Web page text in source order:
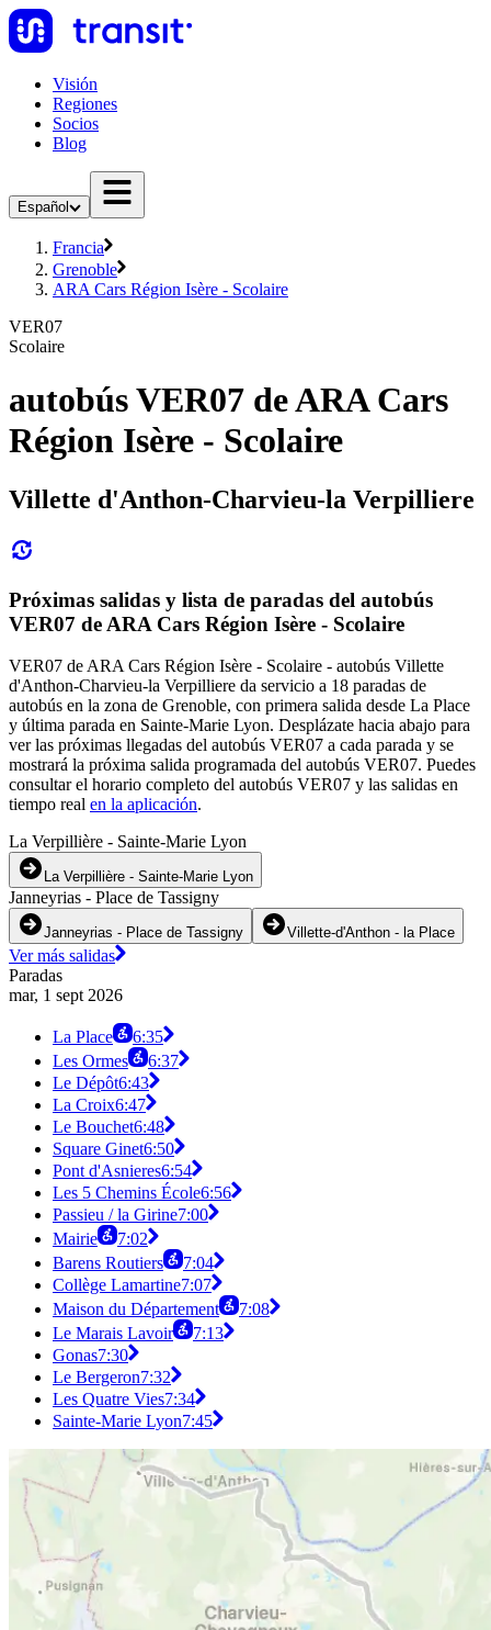
Visión
Regiones
Socios
Blog
Español
Francia
Grenoble
ARA Cars Région Isère - Scolaire
VER07
Scolaire
autobús VER07 de ARA Cars
Région Isère - Scolaire
Villette d'Anthon-Charvieu-la Verpilliere
Próximas salidas y lista de paradas del autobús
VER07 de ARA Cars Région Isère - Scolaire
VER07 de ARA Cars Région Isère - Scolaire - autobús Villette
d'Anthon-Charvieu-la Verpilliere da servicio a 18 paradas de
autobús en la zona de Grenoble, con primera salida desde La Place
y última parada en Sainte-Marie Lyon. Desplázate hacia abajo para
ver las próximas llegadas del autobús VER07 a cada parada y se
mostrará la próxima salida programada del autobús VER07. Puedes
consultar el horario completo del autobús VER07 y las salidas en
tiempo real en la aplicación.
La Verpillière - Sainte-Marie Lyon
La Verpillière - Sainte-Marie Lyon
Janneyrias - Place de Tassigny
Janneyrias - Place de Tassigny Villette-d'Anthon - la Place
Ver más salidas
Paradas
mar, 1 sept 2026
La Place
6:35
Les Ormes
6:37
Le Dépôt6:43
La Croix6:47
Le Bouchet6:48
Square Ginet6:50
Pont d'Asnieres6:54
Les 5 Chemins École6:56
Passieu / la Girine7:00
Mairie
7:02
Barens Routiers
7:04
Collège Lamartine7:07
Maison du Département
7:08
Le Marais Lavoir
7:13
Gonas7:30
Le Bergeron7:32
Les Quatre Vies7:34
Sainte-Marie Lyon7:45